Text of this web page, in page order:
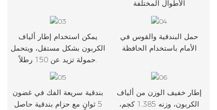
الأطوال المختلفة
يمكن استخدام إطار ألياف
الكربون بشكل مستقل، ويتحمل
حمل البندقية والقوس في
الأمام باستخدام الحافظة
بندقية سريعة الفك في غضون
5 ثوانٍ مع حزام بندقية حاصل
إطار خفيف الوزن من ألياف
الكربون، وزنه 1.385 كجم،